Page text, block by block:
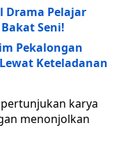
Drama Pelajar
Seni!
Pekalongan
Keteladanan
karya
menonjolkan